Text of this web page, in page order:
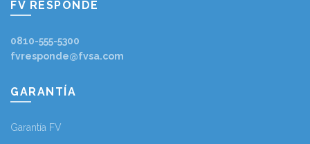
FV RESPONDE
0810-555-5300
fvresponde@fvsa.com
GARANTÍA
Garantía FV